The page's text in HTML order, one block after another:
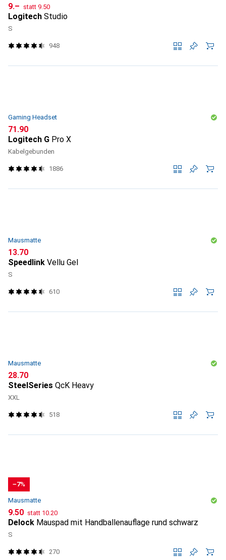
CHF
9.– statt CHF
9.50
Logitech Studio
S
948
Gaming Headset
CHF
71.90
Logitech G Pro X
Kabelgebunden
1886
Mausmatte
CHF
13.70
Speedlink Vellu Gel
S
610
Mausmatte
CHF
28.70
SteelSeries QcK Heavy
XXL
518
−7%
Mausmatte
CHF
9.50 statt CHF
10.20
Delock Mauspad mit Handballenauflage rund schwarz
S
270